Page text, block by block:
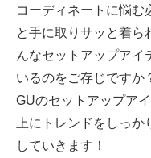
コーディネートに悩む
と手に取りサッと着ら
んなセットアップアイ
いるのをご存じですか
GUのセットアップア
上にトレンドをしっ
していきます！